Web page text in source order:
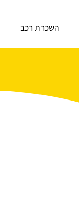
השכרת רכב